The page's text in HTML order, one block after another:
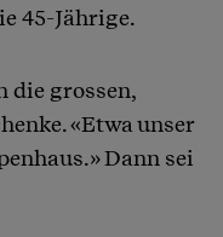
45-Jährige.
die grossen,
«Etwa unser
Dann sei